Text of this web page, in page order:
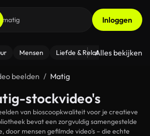
Inloggen
Mensen Liefde & Relaties - Fitness
Alles bekijken
beelden Matig
stockvideo's
van bioscoopkwaliteit voor je creatieve
bevat een zorgvuldig samengestelde
door mensen gefilmde video's – die echte